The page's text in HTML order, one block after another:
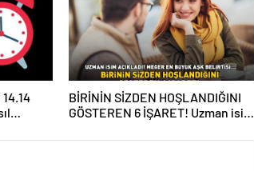
BİRİNİN SİZDEN HOŞLANDIĞINI
GÖSTEREN 6 İŞARET! Uzman isim
belirtisi…